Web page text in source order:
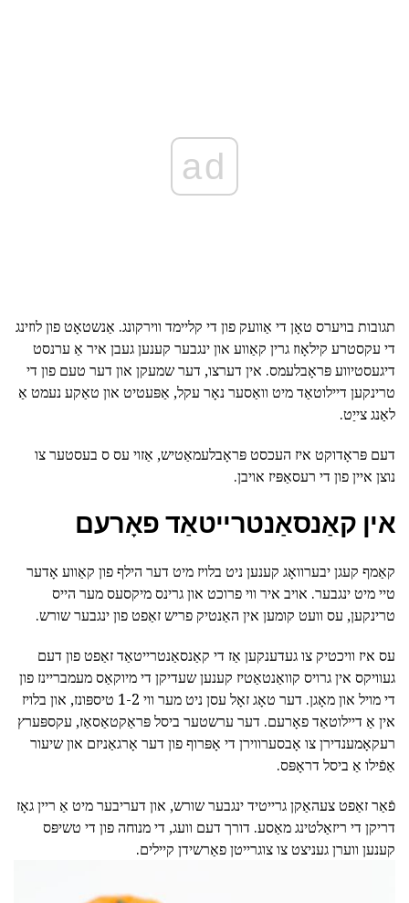
ad
תגובות בויערס טאָן די אַוועק פון די קליימד ווירקונג. אַנשטאָט פון לוזינג
די עקסטרע קילאָוז גרין קאַווע און ינגבער קענען געבן איר אַ ערנסט
דיגעסטיווע פּראָבלעמס. אין דערצו, דער שמעקן און דער טעם פון די
טרינקען דיילוטאַד מיט וואַסער נאָר עקל, אַפּעטיט און טאַקע נעמט אַ
לאַנג צייַט.
דעם פּראָדוקט איז העכסט פּראָבלעמאַטיש, אַזוי עס ס בעסטער צו
נוצן איין פון די רעסאַפּיז אויבן.
אין קאַנסאַנטרייטאַד פאָרעם
קאַמף קעגן יבערוואָג קענען ניט בלויז מיט דער הילף פון קאַווע אָדער
טיי מיט ינגבער. אויב איר ווי פרוכט און גרינס מיקסעס מער הייס
טרינקען, עס וועט קומען אין האַנטיק פריש זאַפט פון ינגבער שורש.
עס איז וויכטיק צו געדענקען אַז די קאַנסאַנטרייטאַד זאַפט פון דעם
געוויקס אין גרויס קוואַנטאַטיז קענען שעדיקן די מיוקאַס מעמבריינז פון
די מויל און מאָגן. דער טאָג זאָל עסן ניט מער ווי 1-2 טיספּונז, און בלויז
אין אַ דיילוטאַד פאָרעם. דער ערשטער ביסל פּראַקטאַסאַז, עקספּערץ
רעקאָמענדירן צו אָבסערווירן די אָפּרוף פון דער אָרגאַניזם און שיעור
אַפֿילו אַ ביסל דראָפּס.
פֿאַר זאַפט צעהאַקן גרייטיד ינגבער שורש, און דעריבער מיט אַ ריין גאָז
דריקן די ריזאַלטינג מאַסע. דורך דעם וועג, די מנוחה פון די טשיפּס
קענען ווערן געניצט צו צוגרייטן פאַרשידן קיילים.